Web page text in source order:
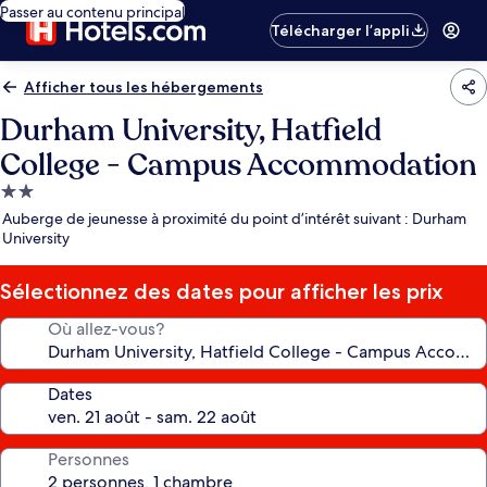
Passer au contenu principal
Télécharger l’appli
Afficher tous les hébergements
Durham University, Hatfield
College - Campus Accommodation
Hébergement
2.0 étoiles
Auberge de jeunesse à proximité du point d’intérêt suivant : Durham
University
Sélectionnez des dates pour afficher les prix
Où allez-vous?
Dates
Personnes